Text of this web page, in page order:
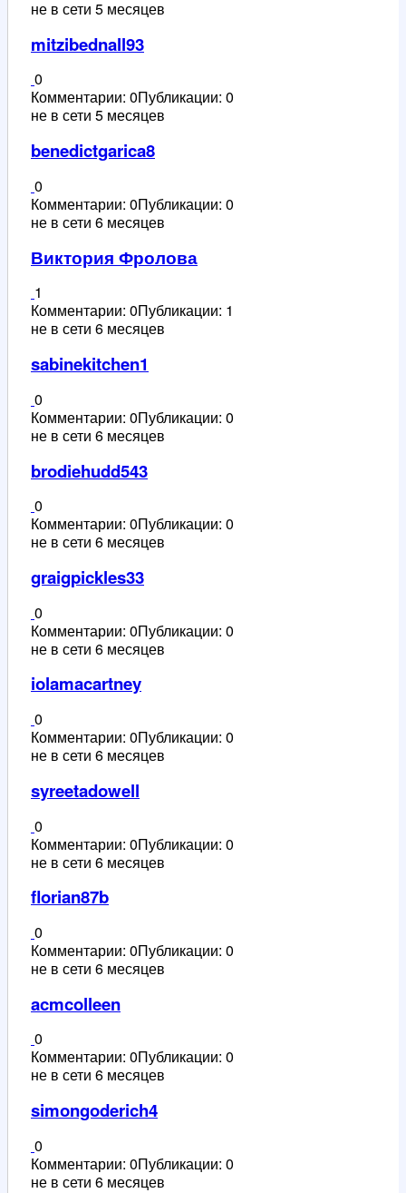
не в сети 5 месяцев
mitzibednall93
0
Комментарии: 0Публикации: 0
не в сети 5 месяцев
benedictgarica8
0
Комментарии: 0Публикации: 0
не в сети 6 месяцев
Виктория Фролова
1
Комментарии: 0Публикации: 1
не в сети 6 месяцев
sabinekitchen1
0
Комментарии: 0Публикации: 0
не в сети 6 месяцев
brodiehudd543
0
Комментарии: 0Публикации: 0
не в сети 6 месяцев
graigpickles33
0
Комментарии: 0Публикации: 0
не в сети 6 месяцев
iolamacartney
0
Комментарии: 0Публикации: 0
не в сети 6 месяцев
syreetadowell
0
Комментарии: 0Публикации: 0
не в сети 6 месяцев
florian87b
0
Комментарии: 0Публикации: 0
не в сети 6 месяцев
acmcolleen
0
Комментарии: 0Публикации: 0
не в сети 6 месяцев
simongoderich4
0
Комментарии: 0Публикации: 0
не в сети 6 месяцев